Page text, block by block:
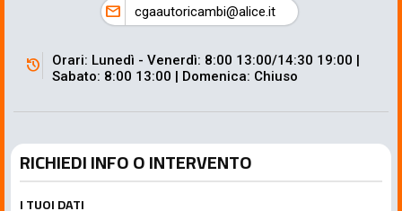
mail cgaautoricambi@alice.it
history
Orari: Lunedì - Venerdì: 8:00 13:00/14:30 19:00 |
Sabato: 8:00 13:00 | Domenica: Chiuso
RICHIEDI INFO O INTERVENTO
I TUOI DATI